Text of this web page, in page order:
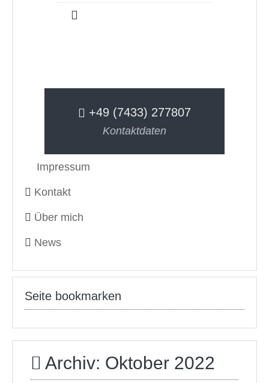
+49 (7433) 277807
Kontaktdaten
Impressum
Kontakt
Über mich
News
Seite bookmarken
Archiv: Oktober 2022